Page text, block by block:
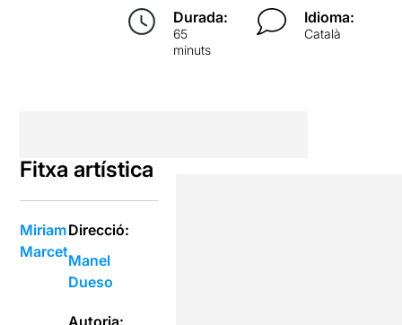
Durada:
65
minuts
Idioma:
Català
Fitxa artística
Miriam
Marcet
Direcció:
Manel
Dueso
Autoria: